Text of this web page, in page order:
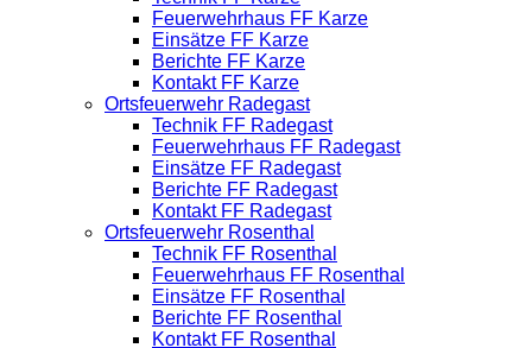
Feuerwehrhaus FF Karze
Einsätze FF Karze
Berichte FF Karze
Kontakt FF Karze
Ortsfeuerwehr Radegast
Technik FF Radegast
Feuerwehrhaus FF Radegast
Einsätze FF Radegast
Berichte FF Radegast
Kontakt FF Radegast
Ortsfeuerwehr Rosenthal
Technik FF Rosenthal
Feuerwehrhaus FF Rosenthal
Einsätze FF Rosenthal
Berichte FF Rosenthal
Kontakt FF Rosenthal